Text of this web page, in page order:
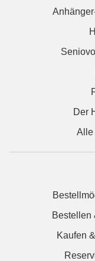
Der
Alle
Bestellen
Kaufen